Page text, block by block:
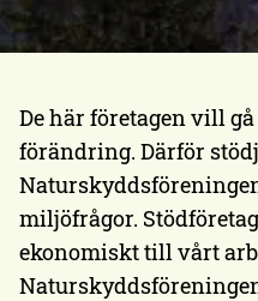
De här företagen vill
förändring. Därför
miljöfrågor.
ekonomiskt till vårt